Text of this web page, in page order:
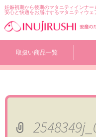
妊娠初期から後期のマタニティインナ
安心と快適をお届けするマタニティウェ
テ
取扱い商品一覧